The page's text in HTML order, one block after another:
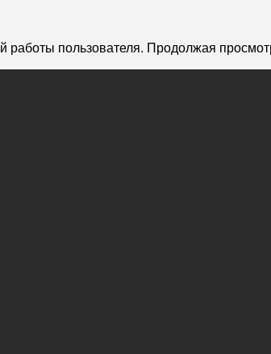
пользователя. Продолжая